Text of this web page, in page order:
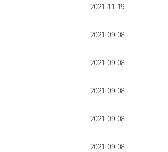
2021-11-19
2021-09-08
2021-09-08
2021-09-08
2021-09-08
2021-09-08